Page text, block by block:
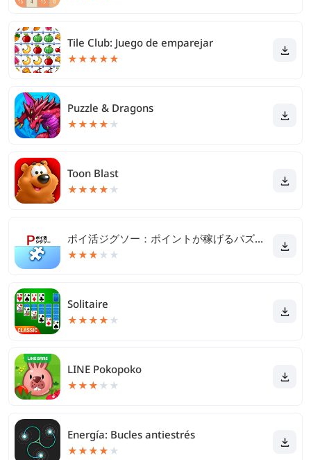
Tile Club: Juego de emparejar
★★★★★
Puzzle & Dragons
★★★★ ★
Toon Blast
★★★★ ★
ポイ活ジグソー：ポイントが稼げるパズルゲーム
★★★ ★ ★
Solitaire
★★★★ ★
LINE Pokopoko
★★★ ★ ★
Energía: Bucles antiestrés
★★★★ ★